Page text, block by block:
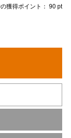
獲得ポイント： 90 pt